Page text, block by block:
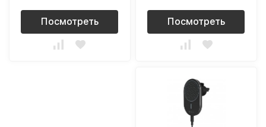
Посмотреть Посмотреть